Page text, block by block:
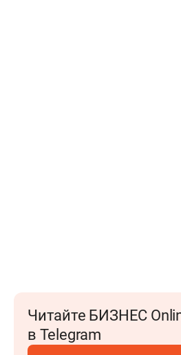
Читайте БИЗНЕС
в Telegram